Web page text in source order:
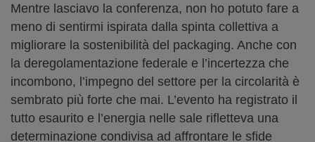
Mentre lasciavo la conferenza, non ho potuto fare a
meno di sentirmi ispirata dalla spinta collettiva a
migliorare la sostenibilità del packaging. Anche con
la deregolamentazione federale e l’incertezza che
incombono, l’impegno del settore per la circolarità è
sembrato più forte che mai. L’evento ha registrato il
tutto esaurito e l’energia nelle sale rifletteva una
determinazione condivisa ad affrontare le sfide